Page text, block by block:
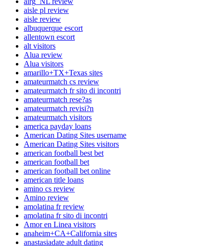
aisle pl review
aisle review
albuquerque escort
allentown escort
alt visitors
Alua review
Alua visitors
amarillo+TX+Texas sites
amateurmatch cs review
amateurmatch fr sito di incontri
amateurmatch rese?as
amateurmatch revisi?n
amateurmatch visitors
america payday loans
American Dating Sites username
American Dating Sites visitors
american football best bet
american football bet
american football bet online
american title loans
amino cs review
Amino review
amolatina fr review
amolatina fr sito di incontri
Amor en Linea visitors
anaheim+CA+California sites
anastasiadate adult dating